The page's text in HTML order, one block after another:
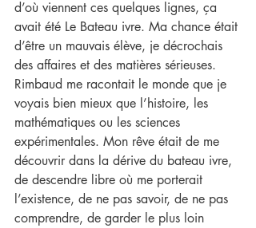
d’où viennent ces quelques lignes, ça
avait été Le Bateau ivre. Ma chance était
d’être un mauvais élève, je décrochais
des affaires et des matières sérieuses.
Rimbaud me racontait le monde que je
voyais bien mieux que l’histoire, les
mathématiques ou les sciences
expérimentales. Mon rêve était de me
découvrir dans la dérive du bateau ivre,
de descendre libre où me porterait
l’existence, de ne pas savoir, de ne pas
comprendre, de garder le plus loin